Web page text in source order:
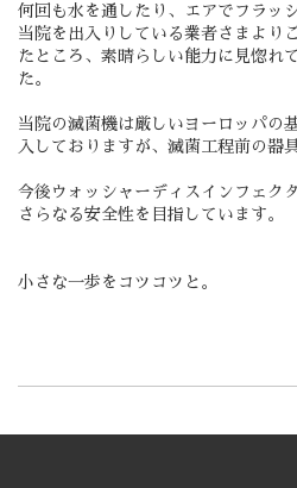
何回も水を通したり、エアでフラッ
当院を出入りしている業者さまより
たところ、素晴らしい能力に見惚れ
た。
当院の滅菌機は厳しいヨーロッパの
入しておりますが、滅菌工程前の器
今後ウォッシャーディスインフェク
さらなる安全性を目指しています。
小さな一歩をコツコツと。